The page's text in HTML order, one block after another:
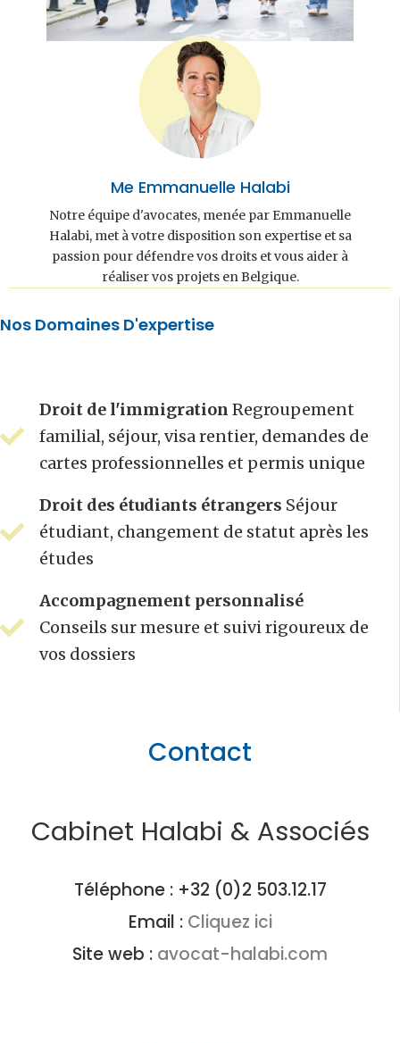
Me Emmanuelle Halabi
Notre équipe d'avocates, menée par Emmanuelle
Halabi, met à votre disposition son expertise et sa
passion pour défendre vos droits et vous aider à
réaliser vos projets en Belgique.
Nos Domaines D'expertise
Droit de l'immigration Regroupement
familial, séjour, visa rentier, demandes de
cartes professionnelles et permis unique
Droit des étudiants étrangers Séjour
étudiant, changement de statut après les
études
Accompagnement personnalisé
Conseils sur mesure et suivi rigoureux de
vos dossiers
Contact
Cabinet Halabi & Associés
Téléphone : +32 (0)2 503.12.17
Email : Cliquez ici
Site web : avocat-halabi.com